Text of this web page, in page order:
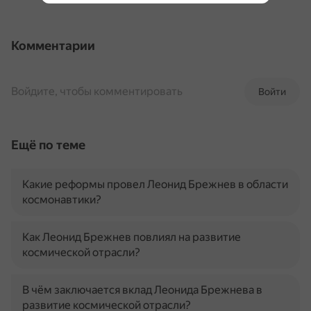
Комментарии
Войти
Войдите, чтобы комментировать
Ещё по теме
Какие реформы провел Леонид Брежнев в области
космонавтики?
Как Леонид Брежнев повлиял на развитие
космической отрасли?
В чём заключается вклад Леонида Брежнева в
развитие космической отрасли?